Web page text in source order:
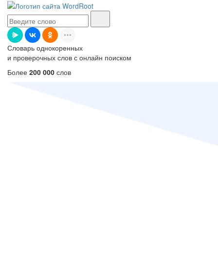
Словарь однокоренных
и проверочных слов с онлайн поиском
Более 200 000 слов